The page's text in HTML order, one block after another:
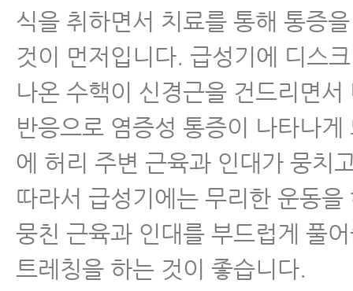
- 허리디스크 초기증상 및 치료
- 허리디스크 초기증상 자연치유
- 허리디스크 자연치유 - 이론편
- 허리디스크파열 자연치유 - 실전
- 허리디스크파열 자연치유 - 실전
및 회복패턴 알기
- 서울 한방척추전문병원이 알려
식을 취하면서 치료를 통해 통증
것이 먼저입니다. 급성기에 디스
나온 수핵이 신경근을 건드리면서
반응으로 염증성 통증이 나타나게
에 허리 주변 근육과 인대가 뭉치
따라서 급성기에는 무리한 운동을
뭉친 근육과 인대를 부드럽게 풀
트레칭을 하는 것이 좋습니다.